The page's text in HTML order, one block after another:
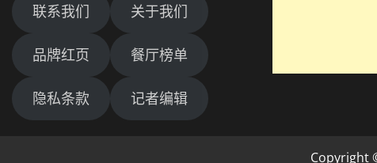
联系我们 关于我们
品牌红页 餐厅榜单
隐私条款 记者编辑
Copyright